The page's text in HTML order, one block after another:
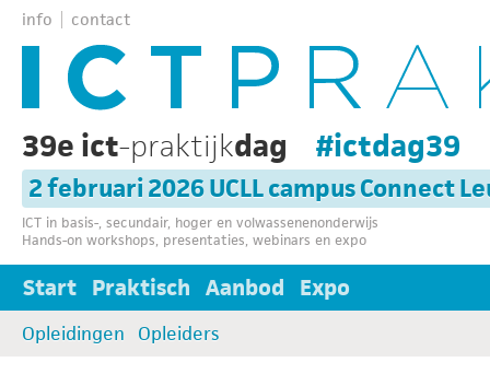
info contact
39e ict-praktijkdag #ictdag39
2 februari 2026 UCLL campus Connect
ICT in basis-, secundair, hoger en volwassenenonderwijs
Hands-on workshops, presentaties, webinars en expo
Start Praktisch Aanbod Expo
Opleidingen Opleiders